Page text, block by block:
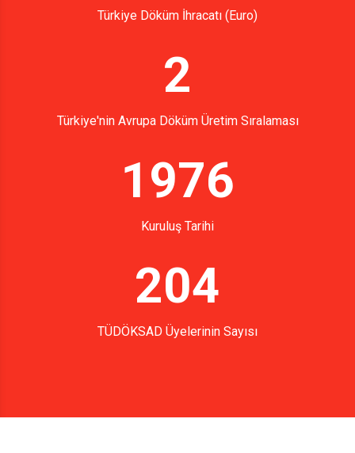
Türkiye Döküm İhracatı (Euro)
2
Türkiye'nin Avrupa Döküm Üretim Sıralaması
1976
Kuruluş Tarihi
204
TÜDÖKSAD Üyelerinin Sayısı